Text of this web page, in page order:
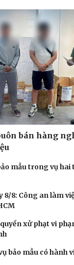
bán hàng
mẫu trong vụ hai
8/8: Công an làm
xử phạt vi
bảo mẫu có hành